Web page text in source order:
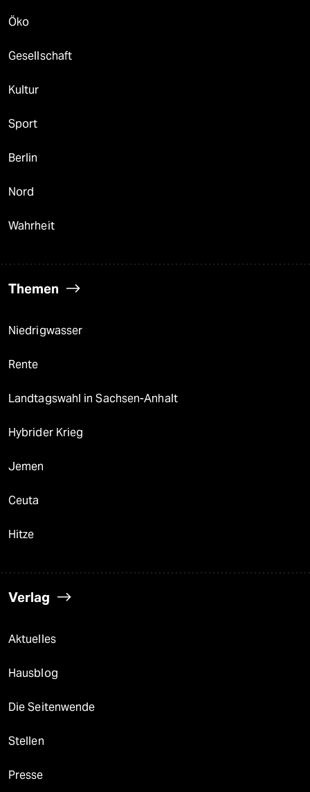
Öko
Gesellschaft
Kultur
Sport
Berlin
Nord
Wahrheit
Themen
Niedrigwasser
Rente
Landtagswahl in Sachsen-Anhalt
Hybrider Krieg
Jemen
Ceuta
Hitze
Verlag
Aktuelles
Hausblog
Die Seitenwende
Stellen
Presse